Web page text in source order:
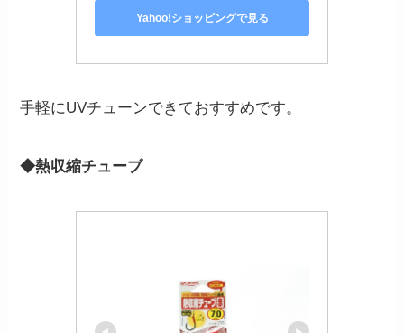
Yahoo!ショッピングで見る
手軽にUVチューンできておすすめです。
◆熱収縮チューブ